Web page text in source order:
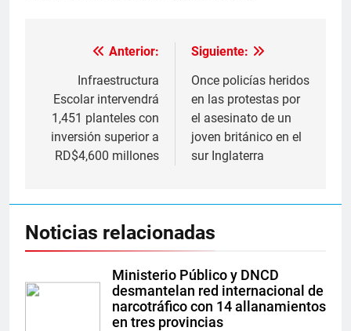
Navegación
entradas
Anterior:
Infraestructura
Escolar intervendrá
1,451 planteles con
inversión superior a
RD$4,600 millones
Siguiente:
Once policías heridos
en las protestas por
el asesinato de un
joven británico en el
sur Inglaterra
Noticias relacionadas
Ministerio Público y DNCD
desmantelan red internacional de
narcotráfico con 14 allanamientos
en tres provincias